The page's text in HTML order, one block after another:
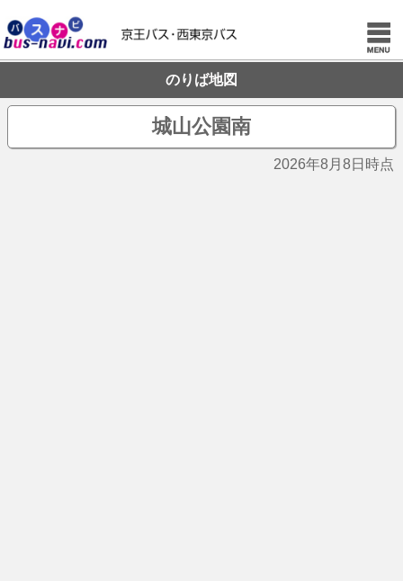
のりば地図
城山公園南
2026年8月8日時点